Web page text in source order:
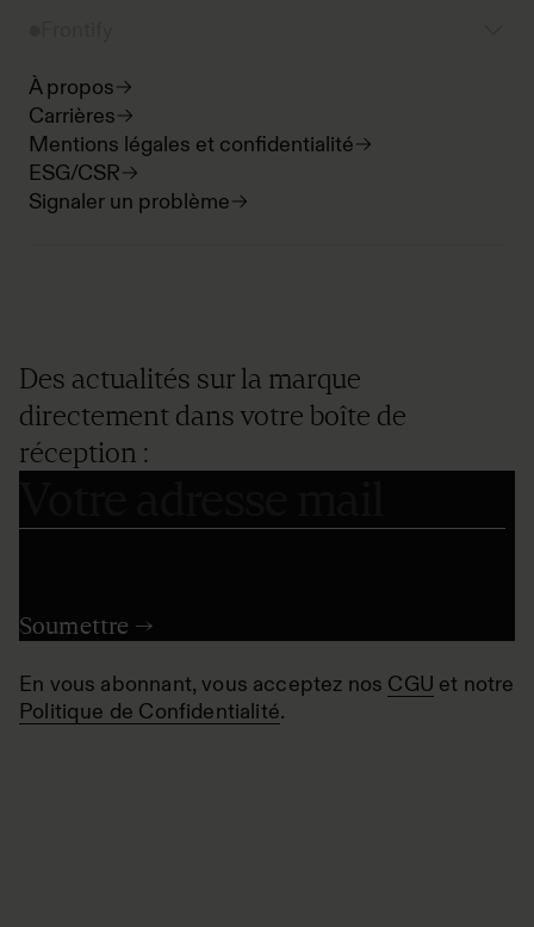
À propos
Carrières
Mentions légales et confidentialité
ESG/CSR
Signaler un problème
Des actualités sur la marque
directement dans votre boîte de
réception :
En vous abonnant, vous acceptez nos CGU et notre
Politique de Confidentialité.